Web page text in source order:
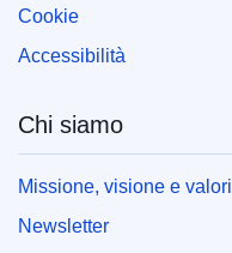
Cookie
Accessibilità
Chi siamo
Missione, visione e valori
Newsletter